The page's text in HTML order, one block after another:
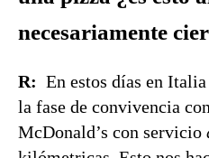
necesariamente
R: En estos días en
la fase de convivencia
McDonald’s con servicio